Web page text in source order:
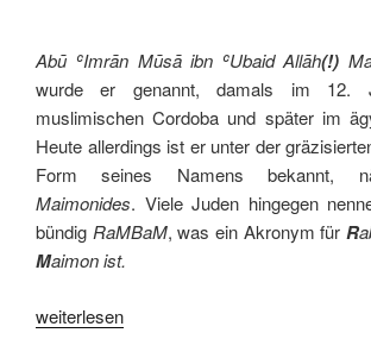
Abū ʿImrān Mūsā ibn ʿUbaidAllāh(!)
wurde er genannt, damals im 12.
muslimischen Cordoba und später im
Heute allerdings ist er unter der
Form seines Namens bekannt,
Maimonides. Viele Juden hingegen
bündig RaMBaM, was ein Akronym für R
Maimon ist.
„RaMBaM
weiterlesen